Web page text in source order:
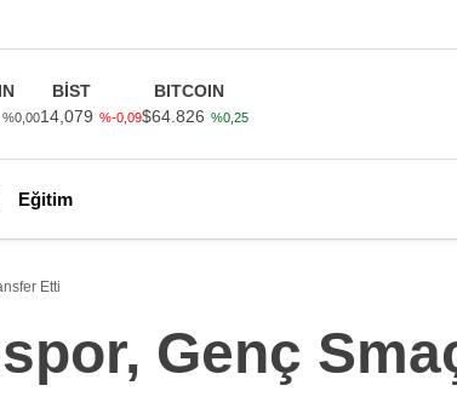
%0,00
BİST
14,079 %-0,09
BITCOIN
$64.826 %0,25
Eğitim
Etti
Genç